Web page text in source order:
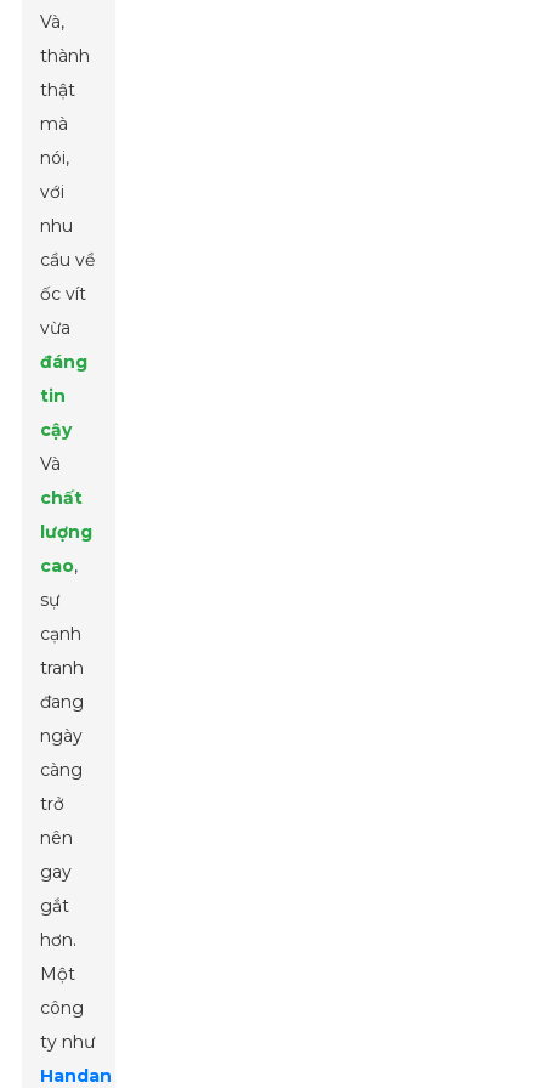
Và,
thành
thật
mà
nói,
với
nhu
cầu về
ốc vít
vừa
đáng
tin
cậy
Và
chất
lượng
cao,
sự
cạnh
tranh
đang
ngày
càng
trở
nên
gay
gắt
hơn.
Một
công
ty như
Handan